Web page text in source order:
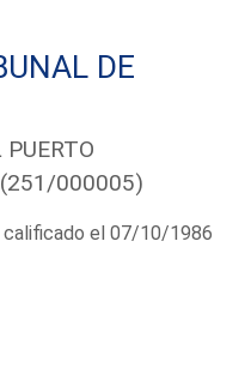
DE
(251/000005)
el 07/10/1986